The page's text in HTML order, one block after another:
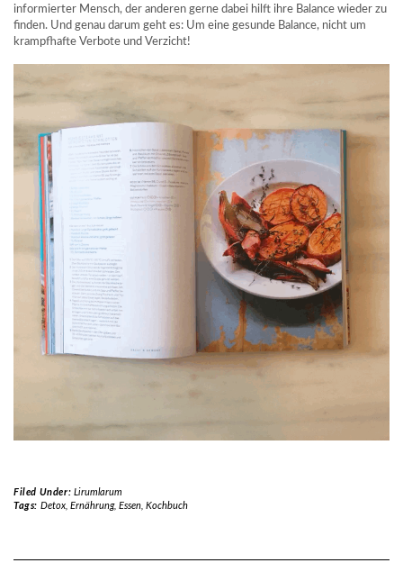
informierter Mensch, der anderen gerne dabei hilft ihre Balance wieder zu
finden. Und genau darum geht es: Um eine gesunde Balance, nicht um
krampfhafte Verbote und Verzicht!
Filed Under: Lirumlarum
Tags: Detox, Ernährung, Essen, Kochbuch